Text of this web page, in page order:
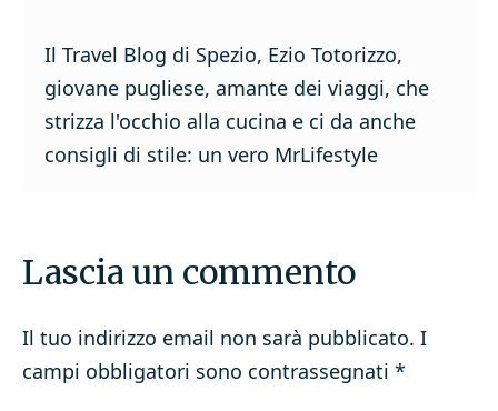
Il Travel Blog di Spezio, Ezio Totorizzo,
giovane pugliese, amante dei viaggi, che
strizza l'occhio alla cucina e ci da anche
consigli di stile: un vero MrLifestyle
Lascia un commento
Il tuo indirizzo email non sarà pubblicato. I
campi obbligatori sono contrassegnati *